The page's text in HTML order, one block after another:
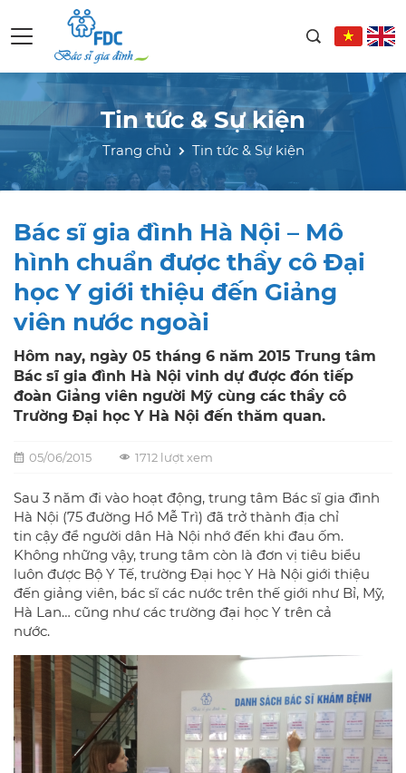
Tin tức & Sự kiện
Trang chủ Tin tức & Sự kiện
Bác sĩ gia đình Hà Nội – Mô
hình chuẩn được thầy cô Đại
học Y giới thiệu đến Giảng
viên nước ngoài
Hôm nay, ngày 05 tháng 6 năm 2015 Trung tâm
Bác sĩ gia đình Hà Nội vinh dự được đón tiếp
đoàn Giảng viên người Mỹ cùng các thầy cô
Trường Đại học Y Hà Nội đến thăm quan.
05/06/2015 1712 lượt xem
Sau 3 năm đi vào hoạt động, trung tâm Bác sĩ gia đình
Hà Nội (75 đường Hồ Mễ Trì) đã trở thành địa chỉ
tin cậy để người dân Hà Nội nhớ đến khi đau ốm.
Không những vậy, trung tâm còn là đơn vị tiêu biểu
luôn được Bộ Y Tế, trường Đại học Y Hà Nội giới thiệu
đến giảng viên, bác sĩ các nước trên thế giới như Bỉ, Mỹ,
Hà Lan… cũng như các trường đại học Y trên cả
nước.